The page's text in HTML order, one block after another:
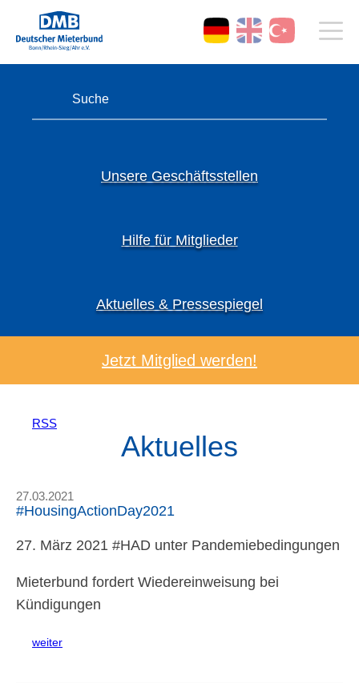
Unsere Geschäftsstellen
Hilfe für Mitglieder
Aktuelles & Pressespiegel
Jetzt Mitglied werden!
RSS
Aktuelles
27.03.2021
#HousingActionDay2021
27. März 2021 #HAD unter Pandemiebedingungen
Mieterbund fordert Wiedereinweisung bei
Kündigungen
weiter